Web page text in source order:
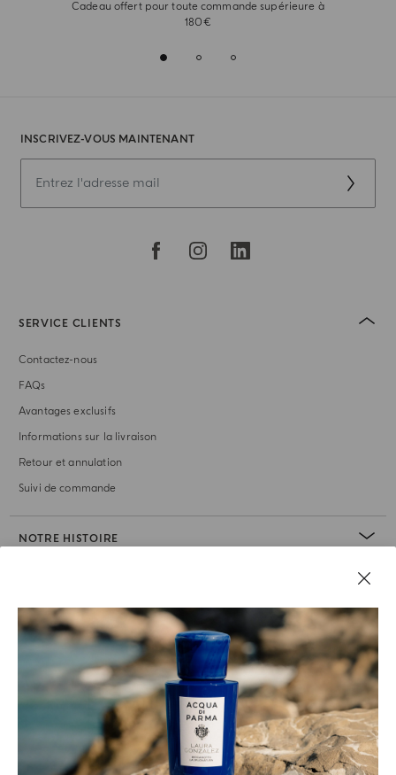
Cadeau offert pour toute commande supérieure à
180€
INSCRIVEZ-VOUS MAINTENANT
SERVICE CLIENTS
Contactez-nous
FAQs
Avantages exclusifs
Informations sur la livraison
Retour et annulation
Suivi de commande
NOTRE HISTOIRE